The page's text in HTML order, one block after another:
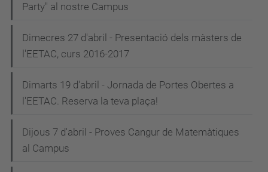
Party" al nostre Campus
Dimecres 27 d'abril - Presentació dels màsters de
l'EETAC, curs 2016-2017
Dimarts 19 d'abril - Jornada de Portes Obertes a
l'EETAC. Reserva la teva plaça!
Dijous 7 d'abril - Proves Cangur de Matemàtiques
al Campus